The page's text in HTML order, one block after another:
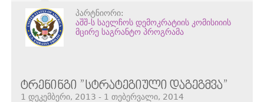
პარტნიორი:
აშშ-ს საელჩოს დემოკრატიის კომისიიის
მცირე საგრანტო პროგრამა
ᲢᲠᲔᲜᲘᲜᲒᲘ ”ᲡᲢᲠᲐᲢᲔᲒᲘᲣᲚᲘ ᲓᲐᲒᲔᲒᲛᲕᲐ”
1 დეკემბერი, 2013 - 1 თებერვალი, 2014